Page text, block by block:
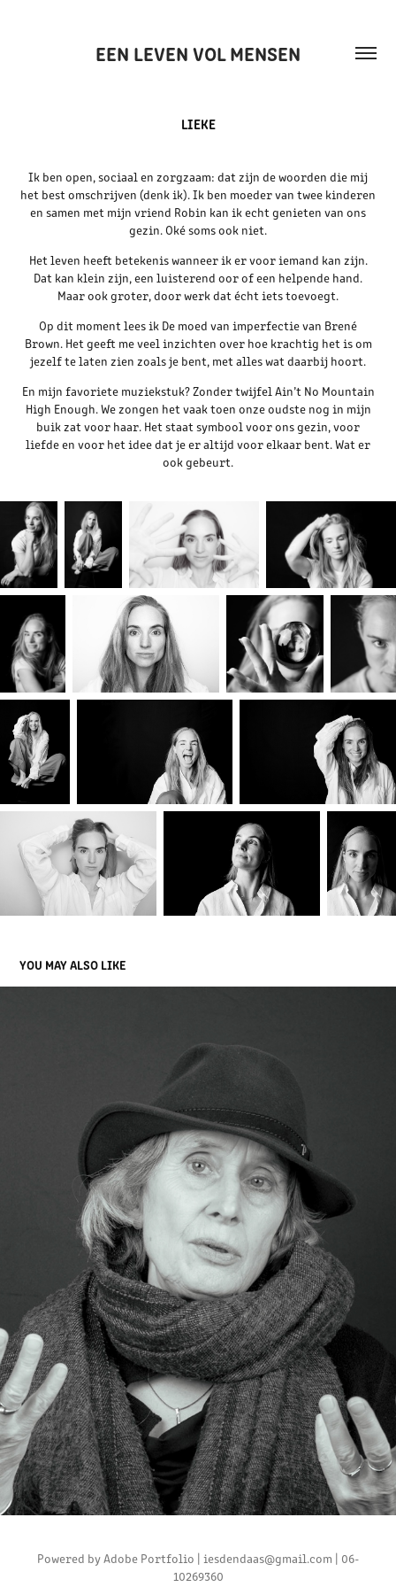
EEN LEVEN VOL MENSEN
LIEKE
Ik ben open, sociaal en zorgzaam: dat zijn de woorden die mij
het best omschrijven (denk ik). Ik ben moeder van twee kinderen
en samen met mijn vriend Robin kan ik echt genieten van ons
gezin. Oké soms ook niet.
Het leven heeft betekenis wanneer ik er voor iemand kan zijn.
Dat kan klein zijn, een luisterend oor of een helpende hand.
Maar ook groter, door werk dat écht iets toevoegt.
Op dit moment lees ik De moed van imperfectie van Brené
Brown. Het geeft me veel inzichten over hoe krachtig het is om
jezelf te laten zien zoals je bent, met alles wat daarbij hoort.
En mijn favoriete muziekstuk? Zonder twijfel Ain’t No Mountain
High Enough. We zongen het vaak toen onze oudste nog in mijn
buik zat voor haar. Het staat symbool voor ons gezin, voor
liefde en voor het idee dat je er altijd voor elkaar bent. Wat er
ook gebeurt.
YOU MAY ALSO LIKE
RIANNE
2025
Powered byAdobe Portfolio | iesdendaas@gmail.com | 06-
10269360